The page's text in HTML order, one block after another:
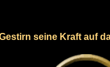
seine Kraft auf